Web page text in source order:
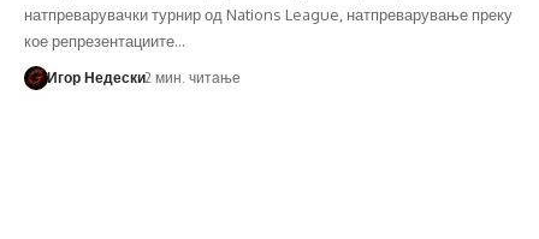
натпреварувачки турнир од Nations League, натпреварување преку
кое репрезентациите…
Игор Недески2 мин. читање